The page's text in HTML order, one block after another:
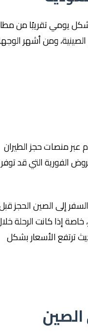
تقريبًا من مطارات
ومن أشهر الوجهات:
حجز الطيران
التي قد توفر
الصين الحجز قبل
كانت الرحلة خلال
الأسعار بشكل